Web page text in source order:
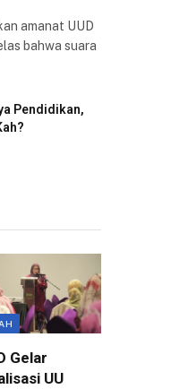
amanat UUD
bahwa suara
Pendidikan,
Gelar
UU